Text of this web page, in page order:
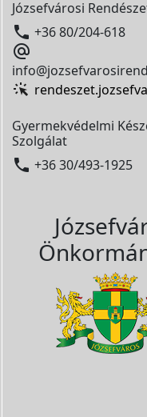
Józsefvárosi
 +36 80/204-618

Gyermekvédelmi
Szolgálat
 +36 30/493-1925